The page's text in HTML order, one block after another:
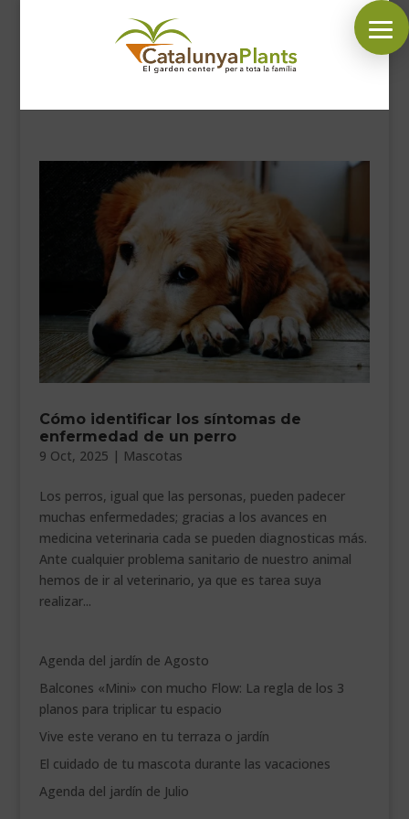
SÍGUENOS EN:
COMPLEMENTOS JARDÍN
HORARIO GARDEN
CONTACTAR
___________________________
VEURE EN CATALÀ
Cómo identificar los síntomas de
enfermedad de un perro
9 Oct, 2025 | Mascotas
Los perros, igual que las personas, pueden padecer
muchas enfermedades; gracias a los avances en
medicina veterinaria cada se pueden diagnosticas más.
Ante cualquier problema sanitario de nuestro animal
hemos de ir al veterinario, ya que es tarea suya
realizar...
Agenda del jardín de Agosto
Balcones «Mini» con mucho Flow: La regla de los 3
planos para triplicar tu espacio
Vive este verano en tu terraza o jardín
El cuidado de tu mascota durante las vacaciones
Agenda del jardín de Julio